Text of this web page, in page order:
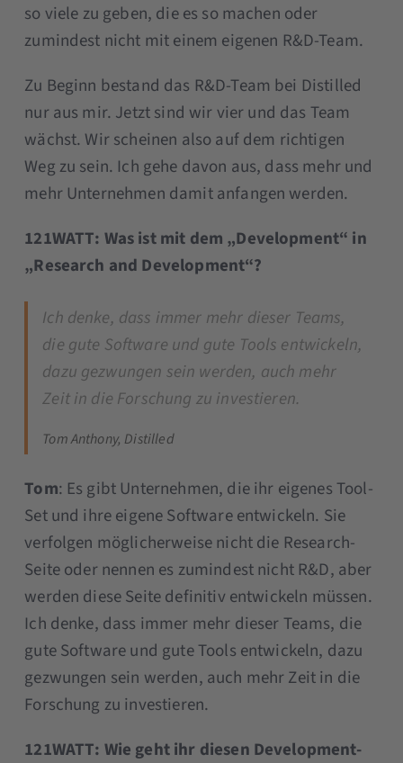
so viele zu geben, die es so machen oder
zumindest nicht mit einem eigenen R&D-Team.
Zu Beginn bestand das R&D-Team bei Distilled
nur aus mir. Jetzt sind wir vier und das Team
wächst. Wir scheinen also auf dem richtigen
Weg zu sein. Ich gehe davon aus, dass mehr und
mehr Unternehmen damit anfangen werden.
121WATT: Was ist mit dem „Development“ in
„Research and Development“?
Ich denke, dass immer mehr dieser Teams,
die gute Software und gute Tools entwickeln,
dazu gezwungen sein werden, auch mehr
Zeit in die Forschung zu investieren.
Tom Anthony, Distilled
Tom: Es gibt Unternehmen, die ihr eigenes Tool-
Set und ihre eigene Software entwickeln. Sie
verfolgen möglicherweise nicht die Research-
Seite oder nennen es zumindest nicht R&D, aber
werden diese Seite definitiv entwickeln müssen.
Ich denke, dass immer mehr dieser Teams, die
gute Software und gute Tools entwickeln, dazu
gezwungen sein werden, auch mehr Zeit in die
Forschung zu investieren.
121WATT: Wie geht ihr diesen Development-